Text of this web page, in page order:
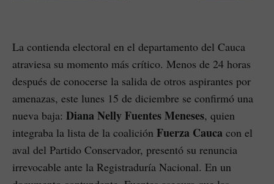
La contienda electoral en el departamento del Cauca
atraviesa su momento más crítico. Menos de 24 horas
después de conocerse la salida de otros aspirantes por
amenazas, este lunes 15 de diciembre se confirmó una
nueva baja: Diana Nelly Fuentes Meneses, quien
integraba la lista de la coalición Fuerza Cauca con el
aval del Partido Conservador, presentó su renuncia
irrevocable ante la Registraduría Nacional. En un